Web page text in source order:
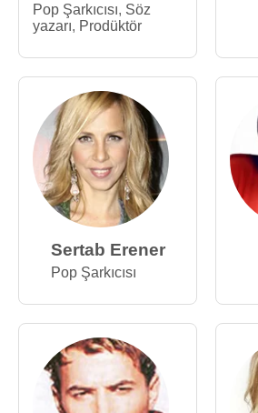
Pop Şarkıcısı, Söz
yazarı, Prodüktör
Sertab Erener
Pop Şarkıcısı